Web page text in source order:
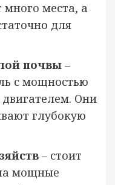
места, а
для
почвы –
с мощностью
Они
глубокую
– стоит
мощные